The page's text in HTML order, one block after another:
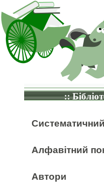
::
Алфавітний
Автори